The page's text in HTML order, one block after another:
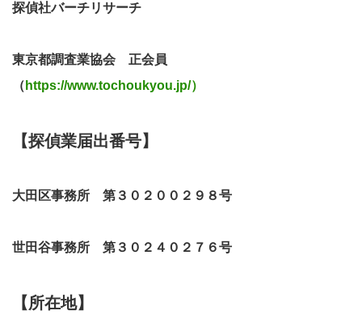
探偵社バーチリサーチ
東京都調査業協会 正会員
（ https://www.tochoukyou.jp/）
【探偵業届出番号】
大田区事務所 第３０２００２９８号
世田谷事務所 第３０２４０２７６号
【所在地】